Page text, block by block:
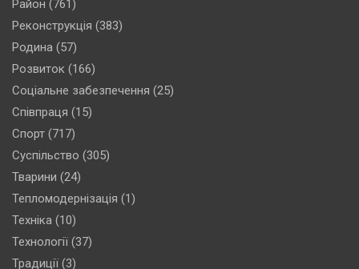
Район (761)
Реконструкція (383)
Родина (57)
Розвиток (166)
Соціальне забезпечення (25)
Співпраця (15)
Спорт (717)
Суспільство (305)
Тварини (24)
Тепломодернізація (1)
Техніка (10)
Технології (37)
Традиції (3)